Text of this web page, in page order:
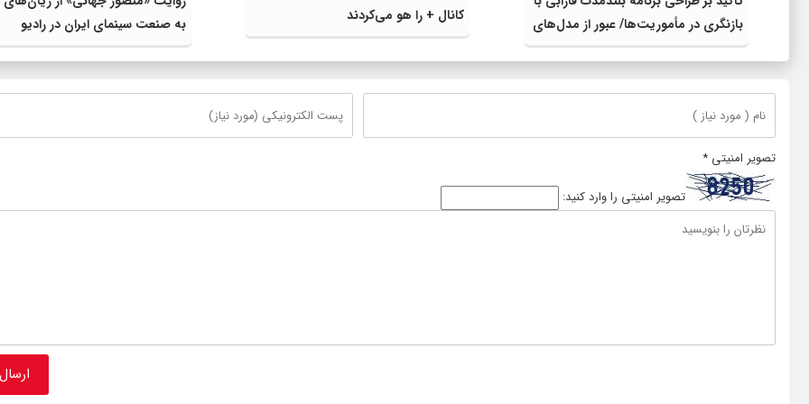
بازنگری در مأموریت‌ها/ عبور از مدل‌های
مدیریتی فرسوده فرهنگی
کانال + را هو می‌کردند
به صنعت سینمای ایران در رادیو
بین‌المللی فرانسه
تصویر امنیتی *
تصویر امنیتی را وارد کنید: